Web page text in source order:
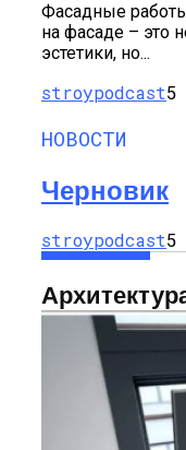
Фасадные
на фасаде – это
эстетики, но...
stroypodcast5
НОВОСТИ
Черновик
stroypodcast5